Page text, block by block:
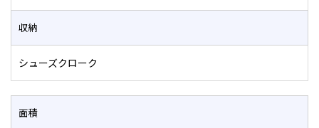
収納
シューズクローク
面積